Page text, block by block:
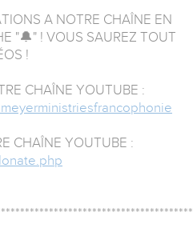
A NOTRE CHAÎNE EN
"🔔" ! VOUS SAUREZ TOUT
!
CHAÎNE YOUTUBE :
CHAÎNE YOUTUBE :